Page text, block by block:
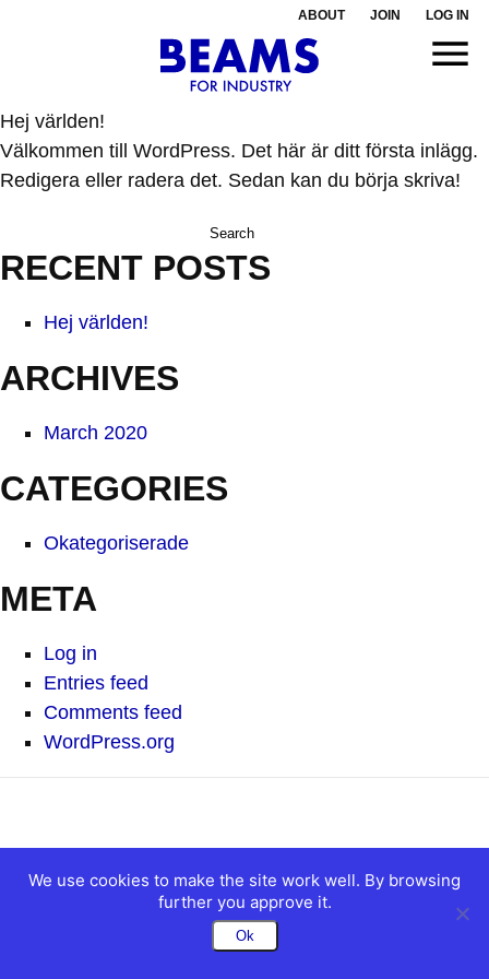
ABOUT JOIN LOG IN
Hej världen!
Välkommen till WordPress. Det här är ditt första inlägg.
Redigera eller radera det. Sedan kan du börja skriva!
RECENT POSTS
Hej världen!
ARCHIVES
March 2020
CATEGORIES
Okategoriserade
META
Log in
Entries feed
Comments feed
WordPress.org
We use cookies to make the site work well. By browsing
further you approve it.
Ok